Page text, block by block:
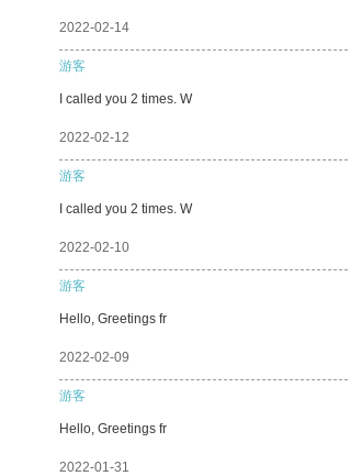
2022-02-14
游客
I called you 2 times. W
2022-02-12
游客
I called you 2 times. W
2022-02-10
游客
Hello, Greetings fr
2022-02-09
游客
Hello, Greetings fr
2022-01-31